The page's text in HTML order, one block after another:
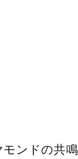
ンドの共鳴